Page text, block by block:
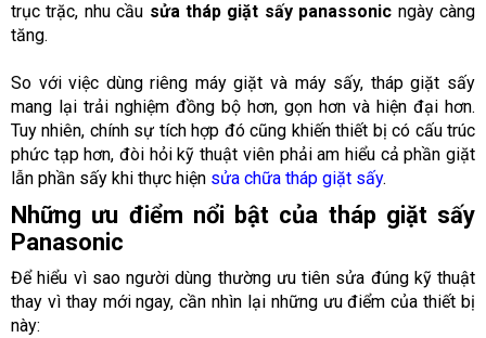
trục trặc, nhu cầu sửa tháp giặt sấy panassonic ngày càng
tăng.
So với việc dùng riêng máy giặt và máy sấy, tháp giặt sấy
mang lại trải nghiệm đồng bộ hơn, gọn hơn và hiện đại hơn.
Tuy nhiên, chính sự tích hợp đó cũng khiến thiết bị có cấu trúc
phức tạp hơn, đòi hỏi kỹ thuật viên phải am hiểu cả phần giặt
lẫn phần sấy khi thực hiện sửa chữa tháp giặt sấy.
Những ưu điểm nổi bật của tháp giặt sấy
Panasonic
Để hiểu vì sao người dùng thường ưu tiên sửa đúng kỹ thuật
thay vì thay mới ngay, cần nhìn lại những ưu điểm của thiết bị
này: